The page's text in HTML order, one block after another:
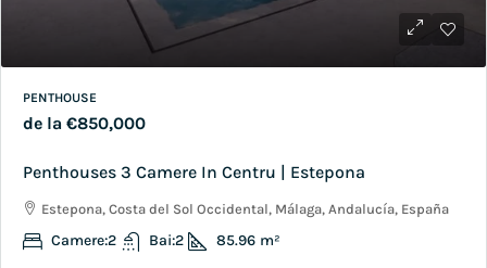
PENTHOUSE
de la €850,000
Penthouses 3 Camere In Centru | Estepona
Estepona, Costa del Sol Occidental, Málaga, Andalucía, España
Camere:2 Bai:2 85.96 m²